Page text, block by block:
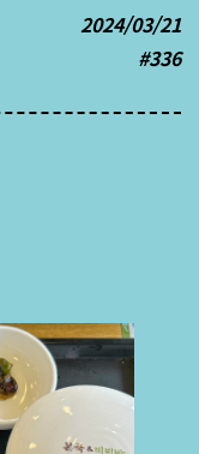
2024/03/21
#336